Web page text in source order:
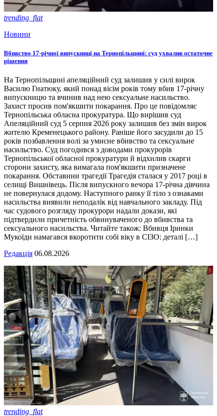
trending_flat
Новини
Вбивство 17-річної випускниці на Тернопільщині: суд ухвалив остаточне
рішення
На Тернопільщині апеляційний суд залишив у силі вирок
Василю Гнатюку, який понад вісім років тому вбив 17-річну
випускницю та вчинив над нею сексуальне насильство.
Захист просив пом'якшити покарання. Про це повідомляє
Тернопільська обласна прокуратура. Що вирішив суд
Апеляційний суд 5 серпня 2026 року залишив без змін вирок
жителю Кременецького району. Раніше його засудили до 15
років позбавлення волі за умисне вбивство та сексуальне
насильство. Суд погодився з доводами прокурорів
Тернопільської обласної прокуратури й відхилив скарги
сторони захисту, яка вимагала пом'якшити призначене
покарання. Обставини трагедії Трагедія сталася у 2017 році в
селищі Вишнівець. Після випускного вечора 17-річна дівчина
не повернулася додому. Наступного ранку її тіло з ознаками
насильства виявили неподалік від навчального закладу. Під
час судового розгляду прокурори надали докази, які
підтвердили причетність обвинуваченого до вбивства та
сексуального насильства. Читайте також: Вбивця Іринки
Мукоїди намагався вкоротити собі віку в СІЗО: деталі […]
Редакція 06.08.2026
trending_flat